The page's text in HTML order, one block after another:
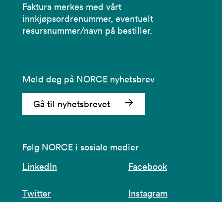
Faktura merkes med vårt
innkjøpsordrenummer, eventuelt
resursnummer/navn på bestiller.
Meld deg på NORCE nyhetsbrev
Gå til nyhetsbrevet
Følg NORCE i sosiale medier
LinkedIn
Facebook
Twitter Instagram